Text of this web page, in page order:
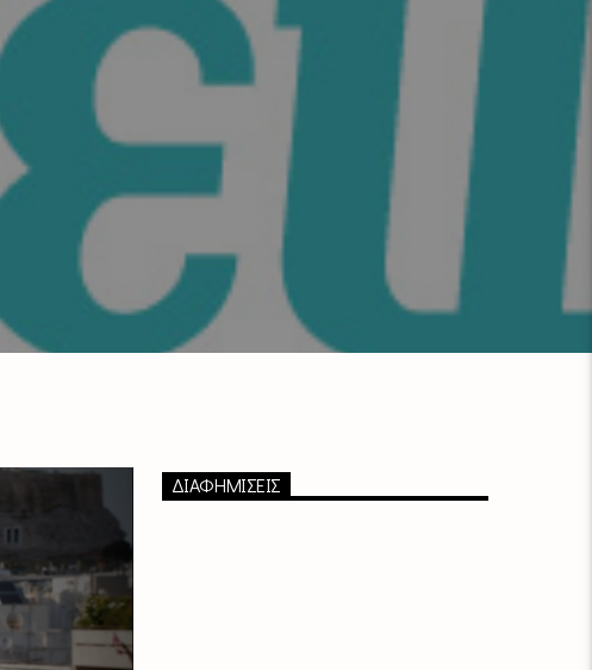
ΔΙΑΦΗΜΙΣΕΙΣ